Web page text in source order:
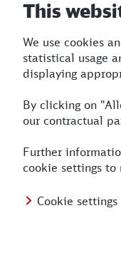
08-03 04:31
Paradies
Paradies